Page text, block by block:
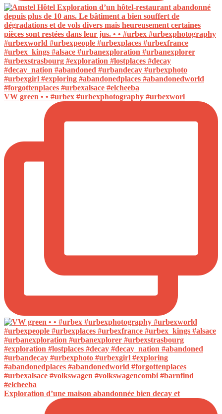
VW green • • #urbex #urbexphotography #urbexworl
Exploration d’une maison abandonnée bien decay et